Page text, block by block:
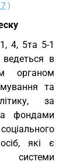
)
4, 5та 5-1
в
органом
та
за
фондами
які є
системи